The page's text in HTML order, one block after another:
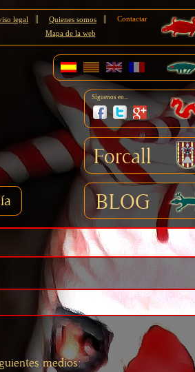
legal Quienes somos
Contactar
Mapa de la web
Síguenos en...
Forcall
BLOG
medios: